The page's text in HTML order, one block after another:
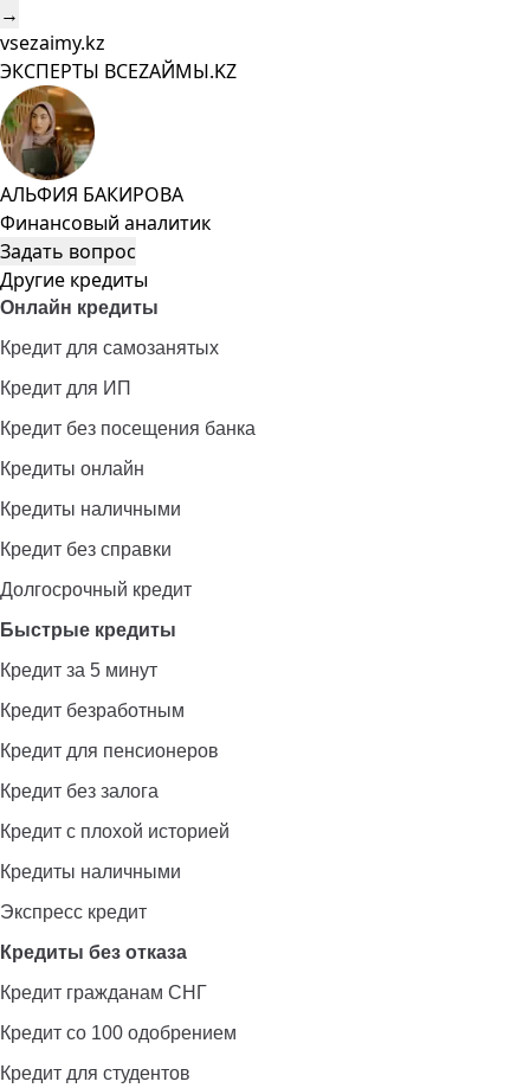
→
vsezaimy.kz
ЭКСПЕРТЫ ВСЕZAЙМЫ.KZ
АЛЬФИЯ БАКИРОВА
Финансовый аналитик
Задать вопрос
Другие кредиты
Онлайн кредиты
Кредит для самозанятых
Кредит для ИП
Кредит без посещения банка
Кредиты онлайн
Кредиты наличными
Кредит без справки
Долгосрочный кредит
Быстрые кредиты
Кредит за 5 минут
Кредит безработным
Кредит для пенсионеров
Кредит без залога
Кредит с плохой историей
Кредиты наличными
Экспресс кредит
Кредиты без отказа
Кредит гражданам СНГ
Кредит со 100 одобрением
Кредит для студентов